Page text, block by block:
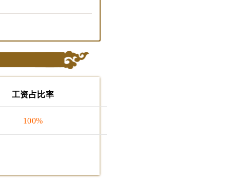
工资占比率
100%